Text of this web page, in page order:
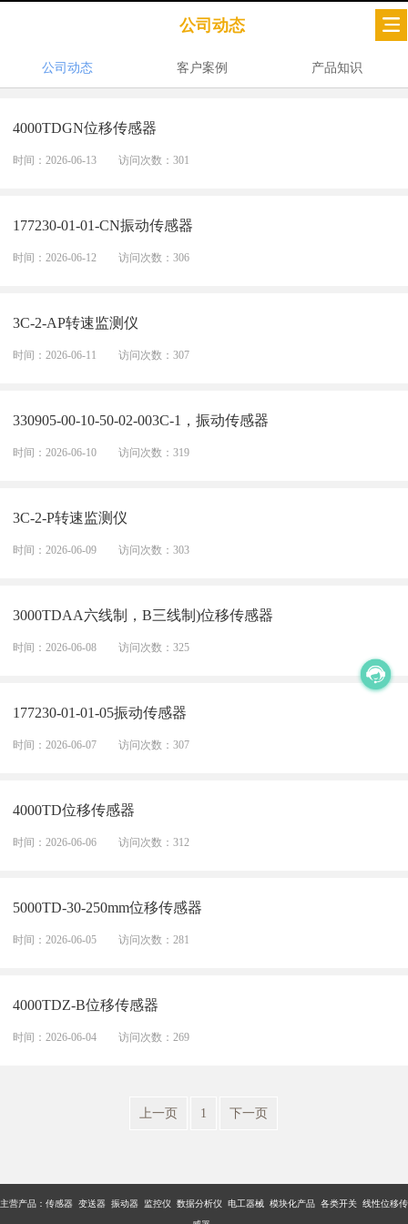
公司动态
公司动态 客户案例 产品知识
4000TDGN位移传感器
时间：2026-06-13 访问次数：301
177230-01-01-CN振动传感器
时间：2026-06-12 访问次数：306
3C-2-AP转速监测仪
时间：2026-06-11 访问次数：307
330905-00-10-50-02-003C-1，振动传感器
时间：2026-06-10 访问次数：319
3C-2-P转速监测仪
时间：2026-06-09 访问次数：303
3000TDAA六线制，B三线制)位移传感器
时间：2026-06-08 访问次数：325
177230-01-01-05振动传感器
时间：2026-06-07 访问次数：307
4000TD位移传感器
时间：2026-06-06 访问次数：312
5000TD-30-250mm位移传感器
时间：2026-06-05 访问次数：281
4000TDZ-B位移传感器
时间：2026-06-04 访问次数：269
上一页 1 下一页
主营产品：传感器 变送器 振动器 监控仪 数据分析仪 电工器械 模块化产品 各类开关 线性位移传